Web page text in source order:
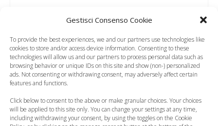
Gestisci Consenso Cookie
To provide the best experiences, we and our partners use technologies like
cookies to store and/or access device information. Consenting to these
technologies will allow us and our partners to process personal data such as
browsing behavior or unique IDs on this site and show (non-) personalized
ads. Not consenting or withdrawing consent, may adversely affect certain
features and functions.
Click below to consent to the above or make granular choices. Your choices
will be applied to this site only. You can change your settings at any time,
including withdrawing your consent, by using the toggles on the Cookie
Carlotta
24 Marzo 2012 alle 15:15
Ciao ragazze,chiedo consiglio a voi che
sicuramente averte molta più esperienza di